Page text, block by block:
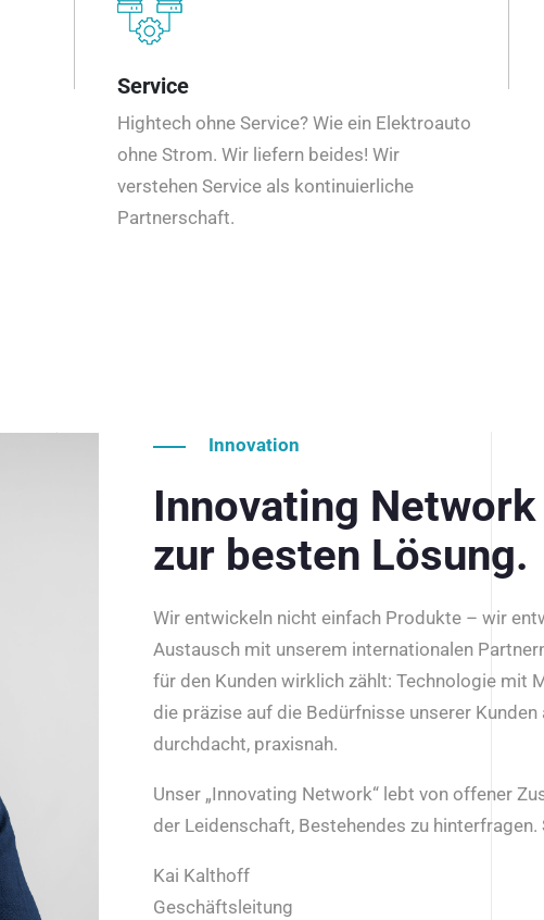
Service
Hightech ohne Service? Wie ein Elektroauto
ohne Strom. Wir liefern beides! Wir
verstehen Service als kontinuierliche
Partnerschaft.
Innovation
Innovating
zur besten Lösung.
Wir entwickeln nicht einfach Produkte – wir
Austausch mit unserem internationalen
für den Kunden wirklich zählt: Technologie mit
die präzise auf die Bedürfnisse unserer
durchdacht, praxisnah.
Unser „Innovating Network“ lebt von offener
der Leidenschaft, Bestehendes zu
Kai Kalthoff
Geschäftsleitung